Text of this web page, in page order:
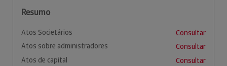
Resumo
Atos Societários
Consultar
Atos sobre administradores
Consultar
Atos de capital
Consultar